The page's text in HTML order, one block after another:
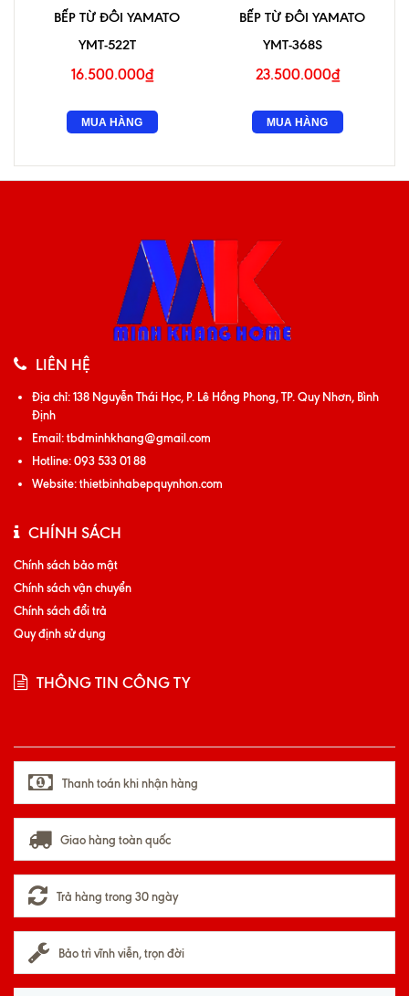
BẾP TỪ ĐÔI YAMATO
YMT-522T
16.500.000₫
MUA HÀNG
BẾP TỪ ĐÔI YAMATO
YMT-368S
23.500.000₫
MUA HÀNG
LIÊN HỆ
Địa chỉ:138 Nguyễn Thái Học, P. Lê Hồng Phong, TP. Quy Nhơn, Bình
Định
Email:tbdminhkhang@gmail.com
Hotline:093 533 01 88
Website:thietbinhabepquynhon.com
CHÍNH SÁCH
Chính sách bảo mật
Chính sách vận chuyển
Chính sách đổi trả
Quy định sử dụng
THÔNG TIN CÔNG TY
Thanh toán khi nhận hàng
Giao hàng toàn quốc
Trả hàng trong 30 ngày
Bảo trì vĩnh viễn, trọn đời